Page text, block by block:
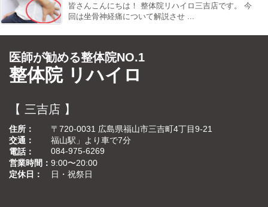
皆さんこんにちは！ 整体院リハイロ三吉店です。 今
回は坐骨神経痛について解説させ ...
医師が勧める整体院NO.1
整体院 リハイロ
【 三吉店 】
住所
〒720-0031 広島県福山市三吉町4丁目9-21
交通
福山駅」より車で7分
電話
084-975-6269
営業時間
9:00〜20:00
定休日
日・祝祭日